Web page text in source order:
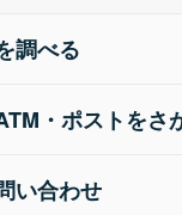
調べる
・ポストをさ
い合わせ